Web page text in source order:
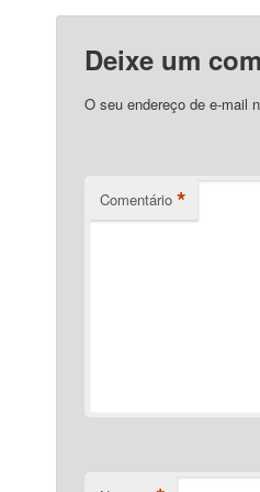
Deixe um
O seu endereço de e-mail
Comentário *